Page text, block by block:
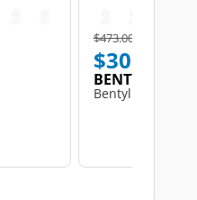
Price reduced from
$473.00
$305.98
BENTYL
Bentyl 10 mg,